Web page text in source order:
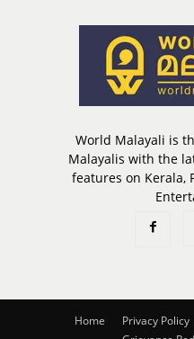
World Malayali is
Malayalis with the
features on Kerala,
Home Privacy Policy